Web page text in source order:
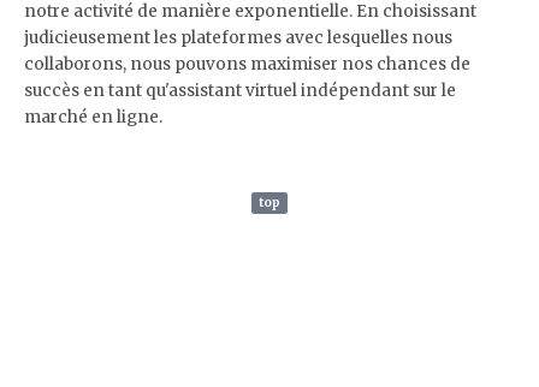
notre activité de manière exponentielle. En choisissant
judicieusement les plateformes avec lesquelles nous
collaborons, nous pouvons maximiser nos chances de
succès en tant qu'assistant virtuel indépendant sur le
marché en ligne.
top